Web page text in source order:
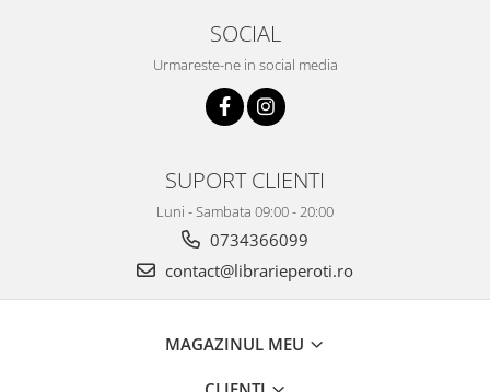
SOCIAL
Urmareste-ne in social media
SUPORT CLIENTI
Luni - Sambata 09:00 - 20:00
0734366099
contact@librarieperoti.ro
MAGAZINUL MEU